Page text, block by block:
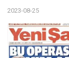
2023-08-25